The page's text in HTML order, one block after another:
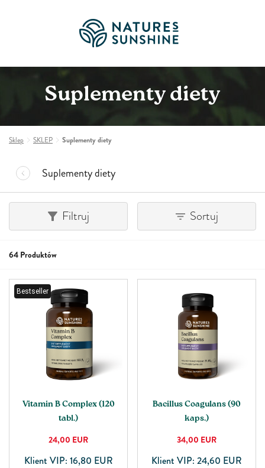
Suplementy diety
Sklep SKLEP Suplementy diety
Suplementy diety
Filtruj Sortuj
64 Produktów
Bestseller
Vitamin B Complex (120
tabl.)
24,00 EUR
Klient VIP: 16,80 EUR
Bacillus Coagulans (90
kaps.)
34,00 EUR
Klient VIP: 24,60 EUR